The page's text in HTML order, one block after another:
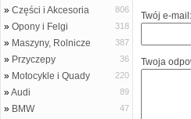
» Części i Akcesoria 806
» Opony i Felgi 318
» Maszyny, Rolnicze 387
» Przyczepy 36
» Motocykle i Quady 220
»Audi 89
» BMW 47
Twój e-
Twoja